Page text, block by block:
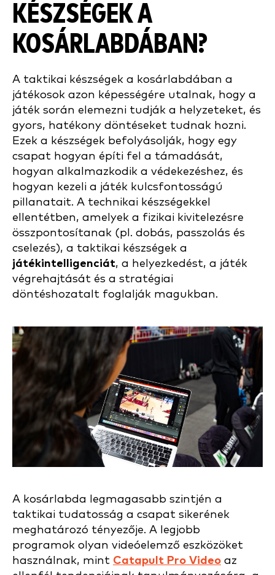
KÉSZSÉGEK A
KOSÁRLABDÁBAN?
A taktikai készségek a kosárlabdában a
játékosok azon képességére utalnak, hogy a
játék során elemezni tudják a helyzeteket, és
gyors, hatékony döntéseket tudnak hozni.
Ezek a készségek befolyásolják, hogy egy
csapat hogyan építi fel a támadását,
hogyan alkalmazkodik a védekezéshez, és
hogyan kezeli a játék kulcsfontosságú
pillanatait. A technikai készségekkel
ellentétben, amelyek a fizikai kivitelezésre
összpontosítanak (pl. dobás, passzolás és
cselezés), a taktikai készségek a
játékintelligenciát, a helyezkedést, a játék
végrehajtását és a stratégiai
döntéshozatalt foglalják magukban.
A kosárlabda legmagasabb szintjén a
taktikai tudatosság a csapat sikerének
meghatározó tényezője. A legjobb
programok olyan videóelemző eszközöket
használnak, mint Catapult Pro Video az